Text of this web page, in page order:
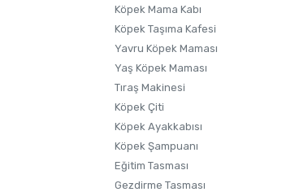
Gönder
Köpek Mama Kabı
Köpek Taşıma Kafesi
Yavru Köpek Maması
Yaş Köpek Maması
Tıraş Makinesi
Köpek Çiti
Köpek Ayakkabısı
Köpek Şampuanı
Eğitim Tasması
Gezdirme Tasması